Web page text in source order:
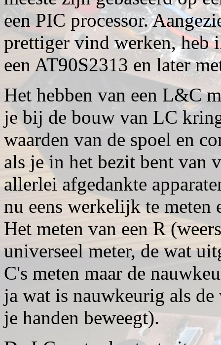
een PIC processor.
prettiger vind werken, heb
een AT90S2313 en later
Het hebben van een L&C
je bij de bouw van LC
waarden van de spoel en
als je in het bezit bent van
allerlei afgedankte
nu eens werkelijk te meten
Het meten van een R
universeel meter, de wat
C's meten maar de
ja wat is nauwkeurig als de
je handen beweegt).